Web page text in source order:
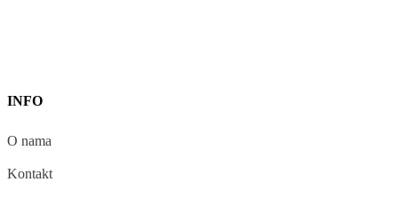
INFO
O nama
Kontakt